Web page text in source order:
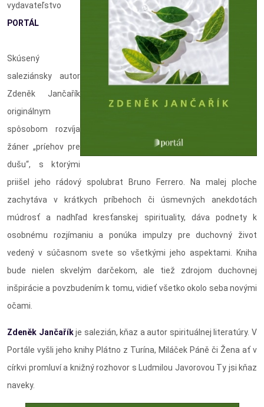
vydavateľstvo
PORTÁL
Skúsený
saleziánsky autor
Zdeněk Jančařík
originálnym
spôsobom rozvíja
žáner „príehov pre
dušu“, s ktorými
priišel jeho rádový spolubrat Bruno Ferrero. Na malej ploche
zachytáva v krátkych príbehoch či úsmevných anekdotách
múdrosť a nadhľad kresťanskej spirituality, dáva podnety k
osobnému rozjímaniu a ponúka impulzy pre duchovný život
vedený v súčasnom svete so všetkými jeho aspektami. Kniha
bude nielen skvelým darčekom, ale tiež zdrojom duchovnej
inšpirácie a povzbudením k tomu, vidieť všetko okolo seba novými
očami.
Zdeněk Jančaříkje salezián, kňaz a autor spirituálnej literatúry. V
Portále vyšli jeho knihy Plátno z Turína, Miláček Páně či Žena ať v
církvi promluví a knižný rozhovor s Ludmilou Javorovou Ty jsi kňaz
naveky.